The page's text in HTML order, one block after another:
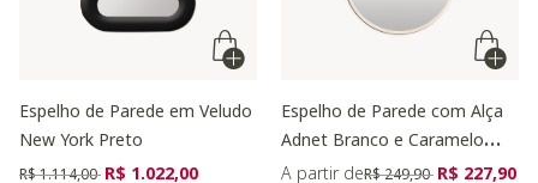
Espelho de Parede em Veludo
New York Preto
Preço reduzido de
R$ 1.114,00 para
R$ 1.022,00
Espelho de Parede com Alça
Adnet Branco e Caramelo
Médio
A partir dePreço reduzido de
R$ 249,90 para
R$ 227,90